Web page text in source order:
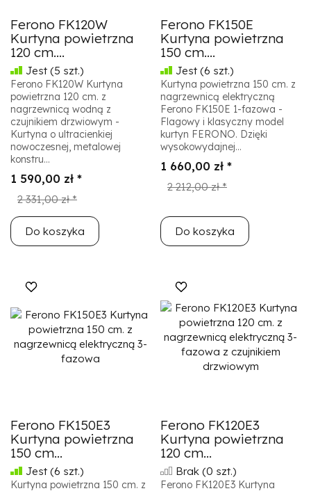
Ferono FK120W
Kurtyna powietrzna
120 cm....
Jest (5 szt.)
Ferono FK120W Kurtyna
powietrzna 120 cm. z
nagrzewnicą wodną z
czujnikiem drzwiowym -
Kurtyna o ultracienkiej
nowoczesnej, metalowej
konstru...
1 590,00 zł *
2 331,00 zł *
Do koszyka
Ferono FK150E
Kurtyna powietrzna
150 cm....
Jest (6 szt.)
Kurtyna powietrzna 150 cm. z
nagrzewnicą elektryczną
Ferono FK150E 1-fazowa -
Flagowy i klasyczny model
kurtyn FERONO. Dzięki
wysokowydajnej...
1 660,00 zł *
2 212,00 zł *
Do koszyka
Ferono FK150E3
Kurtyna powietrzna
150 cm...
Jest (6 szt.)
Kurtyna powietrzna 150 cm. z
Ferono FK120E3
Kurtyna powietrzna
120 cm...
Brak (0 szt.)
Ferono FK120E3 Kurtyna